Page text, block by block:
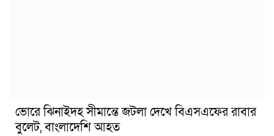
ভোরে ঝিনাইদহ সীমান্তে জটলা দেখে বিএসএফের রাবার
বুলেট, বাংলাদেশি আহত